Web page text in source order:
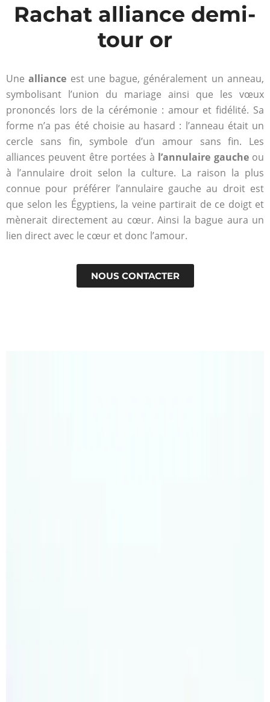
Suivez
le
cours
de
l'or
Le cours est
mis à jour en
temps réel
meilleur prix.
Rachat alliance demi-
tour or
Unealliance est une bague, généralement un anneau,
symbolisant l’union du mariage ainsi que les vœux
prononcés lors de la cérémonie : amour et fidélité. Sa
forme n’a pas été choisie au hasard : l’anneau était un
cercle sans fin, symbole d’un amour sans fin. Les
alliances peuvent être portées à l’annulaire gaucheou
à l’annulaire droit selon la culture. La raison la plus
connue pour préférer l’annulaire gauche au droit est
que selon les Égyptiens, la veine partirait de ce doigt et
mènerait directement au cœur. Ainsi la bague aura un
lien direct avec le cœur et donc l’amour.
NOUS CONTACTER